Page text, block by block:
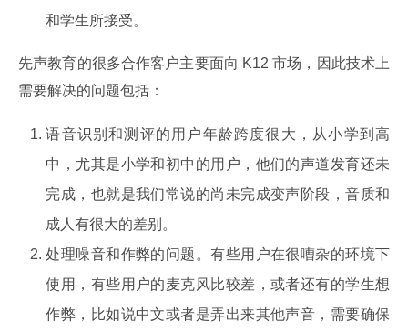
和学生所接受。
先声教育的很多合作客户主要面向 K12 市场，因此技术上
需要解决的问题包括：
语音识别和测评的用户年龄跨度很大，从小学到高
中，尤其是小学和初中的用户，他们的声道发育还未
完成，也就是我们常说的尚未完成变声阶段，音质和
成人有很大的差别。
处理噪音和作弊的问题。有些用户在很嘈杂的环境下
使用，有些用户的麦克风比较差，或者还有的学生想
作弊，比如说中文或者是弄出来其他声音，需要确保